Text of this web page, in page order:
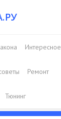
Интересное
Ремонт
Тюнинг